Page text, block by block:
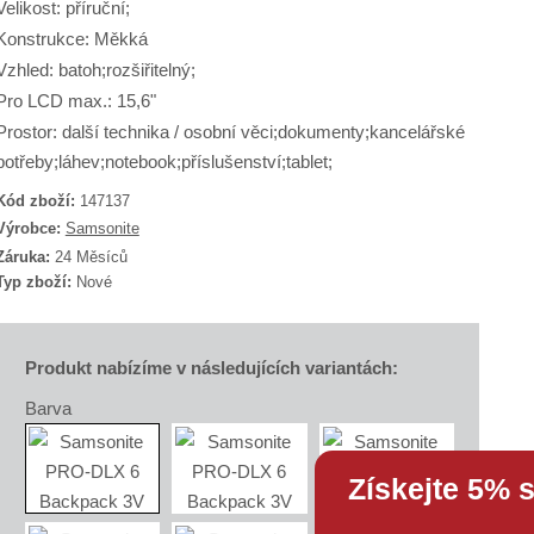
příruční;
Měkká
batoh;rozšiřitelný;
LCD max.: 15,6"
další technika / osobní věci;dokumenty;kancelářské
zboží: 147137
d
Samsonite
24 Měsíců
zboží: Nové
Produkt nabízíme v následujících variantách:
Barva
Získejte 5%